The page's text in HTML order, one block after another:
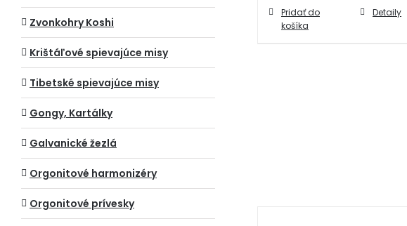
Pridať do
košíka
Detaily
Zvonkohry Koshi
Krištáľové spievajúce misy
Tibetské spievajúce misy
Gongy, Kartálky
Galvanické žezlá
Orgonitové harmonizéry
Orgonitové prívesky